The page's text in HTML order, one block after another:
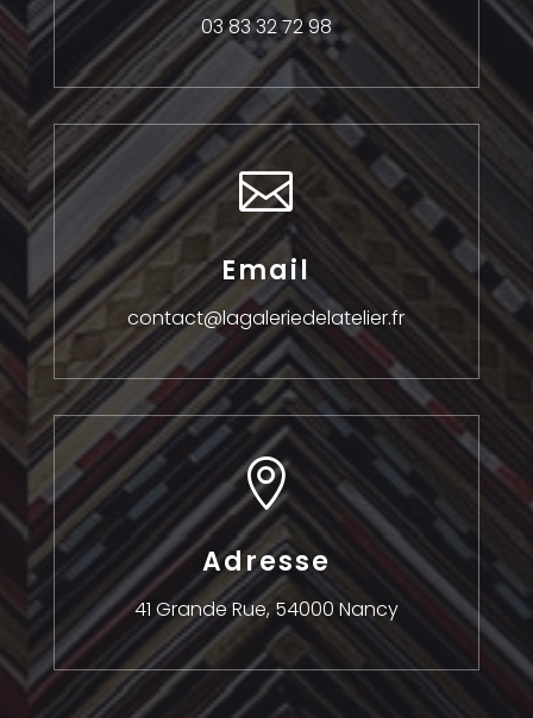
03 83 32 72 98

Email
contact@lagaleriedelatelier.fr

Adresse
41 Grande Rue,54000 Nancy